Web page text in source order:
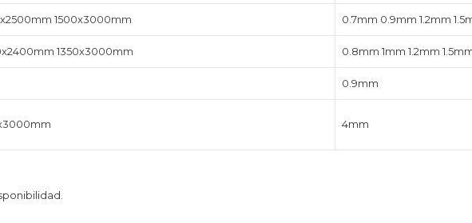
1500x3000mm​ 0.7mm 0.9mm 1.2mm
1350x3000mm​ 0.8mm 1mm 1.2mm
0.9mm
4mm